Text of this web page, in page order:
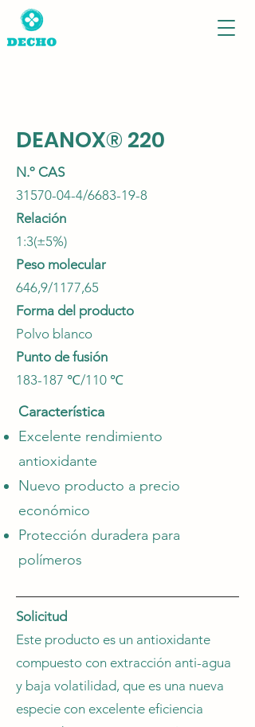
DEANOX® 220
N.º CAS
31570-04-4/6683-19-8
Relación
1:3(±5%)
Peso molecular
646,9/1177,65
Forma del producto
Polvo blanco
Punto de fusión
183-187 ℃/110 ℃
Característica
Excelente rendimiento
antioxidante
Nuevo producto a precio
económico
Protección duradera para
polímeros
Solicitud
Este producto es un antioxidante
compuesto con extracción anti-agua
y baja volatilidad, que es una nueva
especie con excelente eficiencia